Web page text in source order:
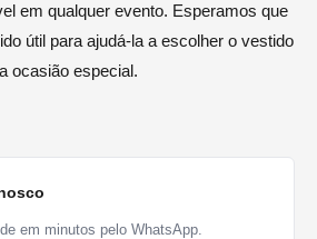
em qualquer evento. Esperamos que
útil para ajudá-la a escolher o vestido
ocasião especial.
em minutos pelo WhatsApp.